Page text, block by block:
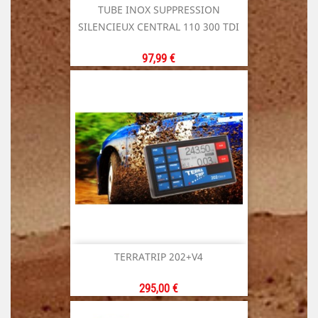
TUBE INOX SUPPRESSION
SILENCIEUX CENTRAL 110 300 TDI
Prix
97,99 €
TERRATRIP 202+V4
Prix
295,00 €